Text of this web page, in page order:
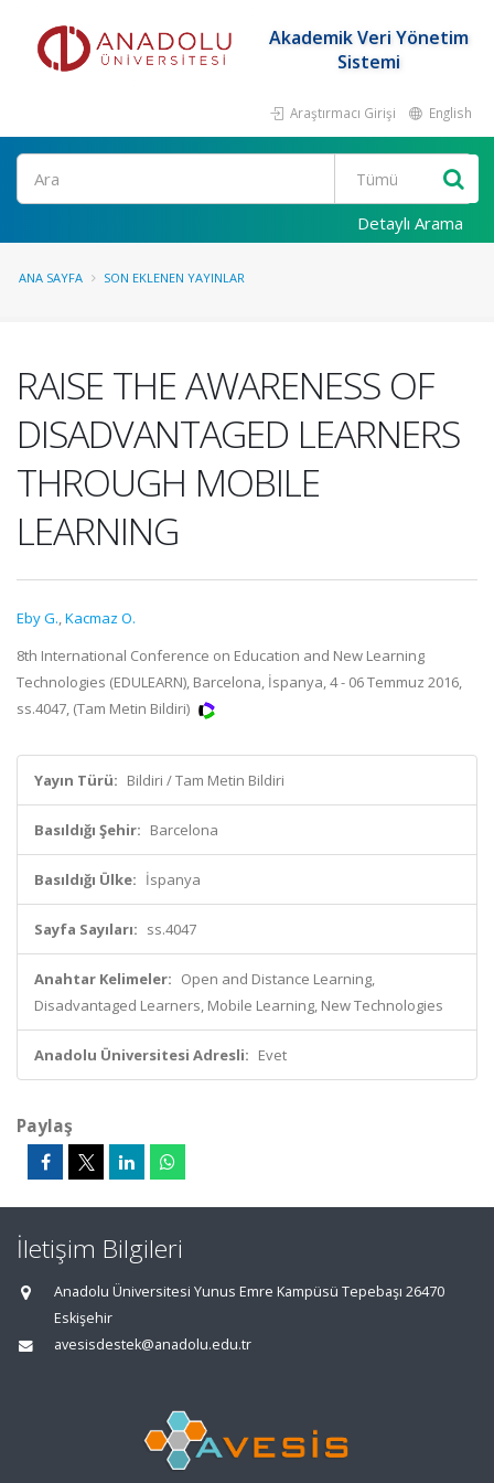
Akademik Veri Yönetim
Sistemi
Araştırmacı Girişi English
Ara
Detaylı Arama
ANA SAYFA SON EKLENEN YAYINLAR
RAISE THE AWARENESS OF
DISADVANTAGED LEARNERS
THROUGH MOBILE
LEARNING
Eby G.,Kacmaz O.
8th International Conference on Education and New Learning
Technologies (EDULEARN), Barcelona, İspanya, 4 - 06 Temmuz 2016,
ss.4047, (Tam Metin Bildiri)
Yayın Türü: Bildiri / Tam Metin Bildiri
Basıldığı Şehir: Barcelona
Basıldığı Ülke: İspanya
Sayfa Sayıları: ss.4047
Anahtar Kelimeler: Open and Distance Learning,
Disadvantaged Learners, Mobile Learning, New Technologies
Anadolu Üniversitesi Adresli: Evet
Paylaş
İletişim Bilgileri
Anadolu Üniversitesi Yunus Emre Kampüsü Tepebaşı 26470
Eskişehir
avesisdestek@anadolu.edu.tr